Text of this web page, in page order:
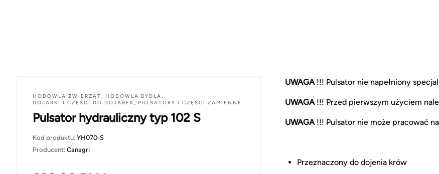
HODOWLA ZWIERZĄT, HODOWLA BYDŁA,
DOJARKI I CZĘŚCI DO DOJAREK, PULSATORY I CZĘŚCI ZAMIENNE
Pulsator hydrauliczny typ 102 S
Kod produktu: YH070-S
Producent: Canagri
UWAGA !!! Pulsator nie napełniony
UWAGA!!! Przed pierwszym użyciem
UWAGA!!! Pulsator nie może pracować
Przeznaczony do dojenia krów